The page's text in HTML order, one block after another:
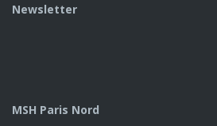
Newsletter
MSH Paris Nord